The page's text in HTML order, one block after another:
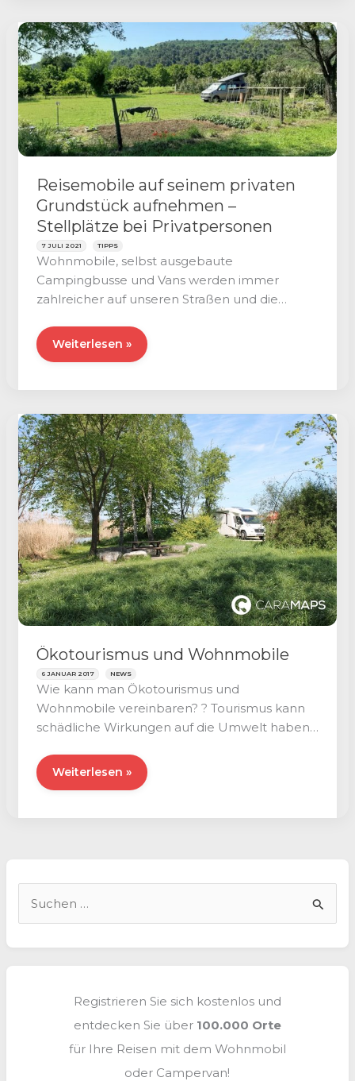
für
Wohnmobile
in
Europa
Reisemobile auf seinem privaten
Grundstück aufnehmen –
Stellplätze bei Privatpersonen
7 JULI 2021 TIPPS
Wohnmobile, selbst ausgebaute
Campingbusse und Vans werden immer
zahlreicher auf unseren Straßen und die
Reisemobile
auf
Grundstück
aufnehmen
–
Stellplätze
bei
Privatpersonen
Weiterlesen »
Ökotourismus und Wohnmobile
6 JANUAR 2017 NEWS
Wie kann man Ökotourismus und
Wohnmobile vereinbaren? ? Tourismus kann
schädliche Wirkungen auf die Umwelt haben,
Ökotourismus
und
Weiterlesen »
Registrieren Sie sich kostenlos und
entdecken Sie über 100.000 Orte
für Ihre Reisen mit dem Wohnmobil
oder Campervan!